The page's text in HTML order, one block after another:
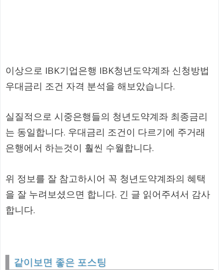
이상으로 IBK기업은행 IBK청년도약계좌 신청방법
우대금리 조건 자격 분석을 해보았습니다.
실질적으로 시중은행들의 청년도약계좌 최종금리
는 동일합니다. 우대금리 조건이 다르기에 주거래
은행에서 하는것이 훨씬 수월합니다.
위 정보를 잘 참고하시어 꼭 청년도약계좌의 혜택
을 잘 누려보셨으면 합니다. 긴 글 읽어주셔서 감사
합니다.
같이보면 좋은 포스팅